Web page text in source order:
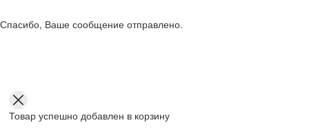
Спасибо, Ваше сообщение отправлено.
Товар успешно добавлен в корзину